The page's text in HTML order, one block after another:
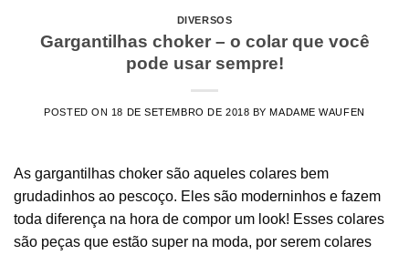
DIVERSOS
Gargantilhas choker – o colar que você
pode usar sempre!
POSTED ON 18 DE SETEMBRO DE 2018 BYMADAME WAUFEN
As gargantilhas choker são aqueles colares bem
grudadinhos ao pescoço. Eles são moderninhos e fazem
toda diferença na hora de compor um look! Esses colares
são peças que estão super na moda, por serem colares